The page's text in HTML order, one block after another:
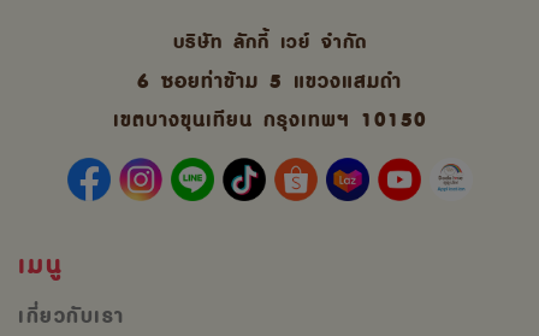
บริษัท ลักกี้ เวย์ จํากัด
6 ซอยท่าข้าม 5 แขวงแสมดำ
เขตบางขุนเทียน กรุงเทพฯ 10150
เมนู
เกี่ยวกับเรา